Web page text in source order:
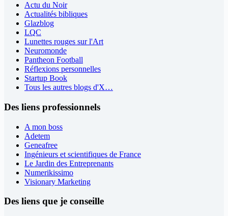
Actu du Noir
Actualités bibliques
Glazblog
LQC
Lunettes rouges sur l'Art
Neuromonde
Pantheon Football
Réflexions personnelles
Startup Book
Tous les autres blogs d'X…
Des liens professionnels
A mon boss
Adetem
Geneafree
Ingénieurs et scientifiques de France
Le Jardin des Entreprenants
Numerikissimo
Visionary Marketing
Des liens que je conseille